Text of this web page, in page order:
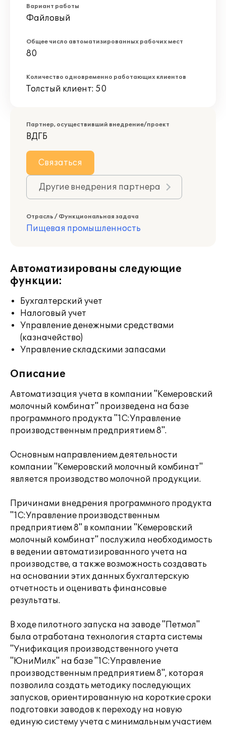
Вариант работы
Файловый
Общее число автоматизированных рабочих мест
80
Количество одновременно работающих клиентов
Толстый клиент: 50
Партнер, осуществивший внедрение/проект
ВДГБ
Связаться
Другие внедрения партнера
Отрасль / Функциональная задача
Пищевая промышленность
Автоматизированы следующие
функции:
Бухгалтерский учет
Налоговый учет
Управление денежными средствами
(казначейство)
Управление складскими запасами
Описание
Автоматизация учета в компании "Кемеровский
молочный комбинат" произведена на базе
программного продукта "1С:Управление
производственным предприятием 8".
Основным направлением деятельности
компании "Кемеровский молочный комбинат"
является производство молочной продукции.
Причинами внедрения программного продукта
"1С:Управление производственным
предприятием 8" в компании "Кемеровский
молочный комбинат" послужила необходимость
в ведении автоматизированного учета на
производстве, а также возможность создавать
на основании этих данных бухгалтерскую
отчетность и оценивать финансовые
результаты.
В ходе пилотного запуска на заводе "Петмол"
была отработана технология старта системы
"Унификация производственного учета
"ЮниМилк" на базе "1С:Управление
производственным предприятием 8", которая
позволила создать методику последующих
запусков, ориентированную на короткие сроки
подготовки заводов к переходу на новую
единую систему учета с минимальным участием